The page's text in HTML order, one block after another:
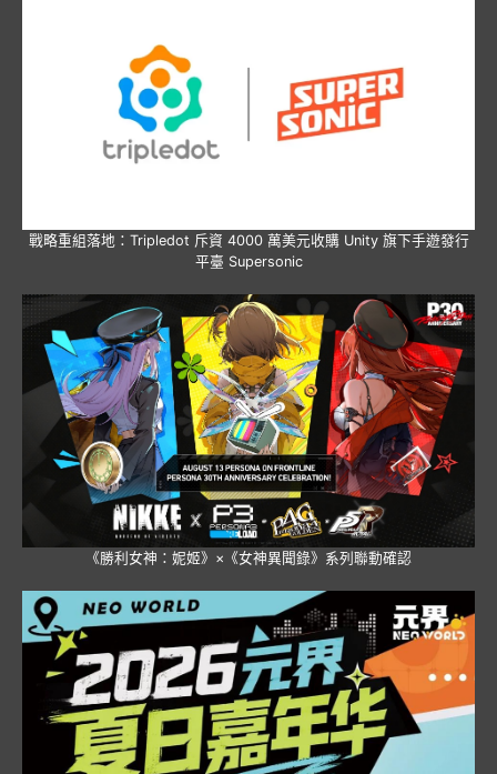
戰略重組落地：Tripledot 斥資 4000 萬美元收購 Unity 旗下手遊發行
平臺 Supersonic
《勝利女神：妮姬》×《女神異聞錄》系列聯動確認